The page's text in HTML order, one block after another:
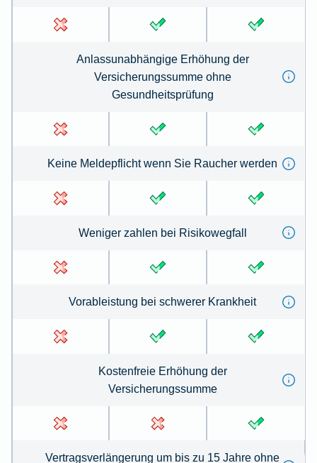
Anlassunabhängige Erhöhung der
Versicherungssumme ohne
Gesundheitsprüfung
Keine Meldepflicht wenn Sie Raucher werden
Weniger zahlen bei Risikowegfall
Vorableistung bei schwerer Krankheit
Kostenfreie Erhöhung der
Versicherungssumme
Vertragsverlängerung um bis zu 15 Jahre ohne